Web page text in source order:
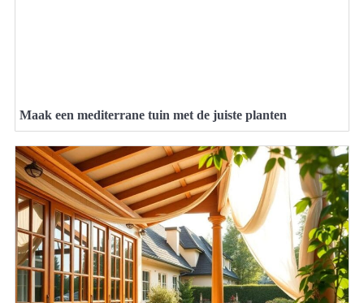
Maak een mediterrane tuin met de juiste planten